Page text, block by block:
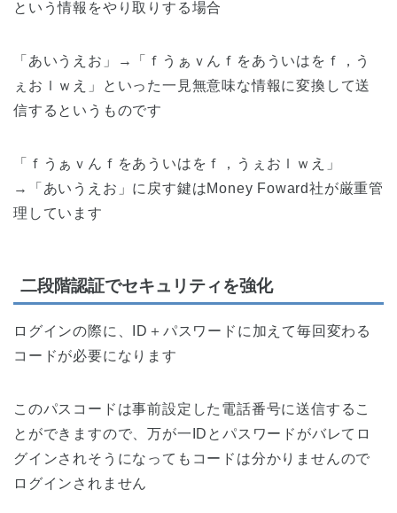
という情報をやり取りする場合
「あいうえお」→「ｆうぁｖんｆをあういはをｆ，う
ぇおｌｗえ」といった一見無意味な情報に変換して送
信するというものです
「ｆうぁｖんｆをあういはをｆ，うぇおｌｗえ」
→「あいうえお」に戻す鍵はMoney Foward社が厳重管
理しています
二段階認証でセキュリティを強化
ログインの際に、ID＋パスワードに加えて毎回変わる
コードが必要になります
このパスコードは事前設定した電話番号に送信するこ
とができますので、万が一IDとパスワードがバレてロ
グインされそうになってもコードは分かりませんので
ログインされません